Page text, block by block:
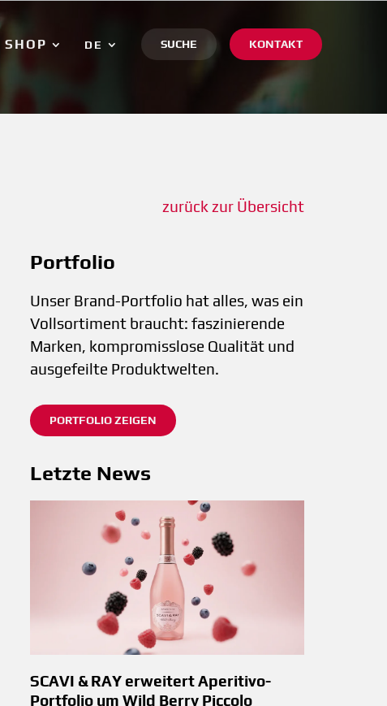
SHOP SUCHE KONTAKT
DE
zurück zur Übersicht
Portfolio
Unser Brand-Portfolio hat alles, was ein
Vollsortiment braucht: faszinierende
Marken, kompromisslose Qualität und
ausgefeilte Produktwelten.
PORTFOLIO ZEIGEN
Letzte News
SCAVI & RAY erweitert Aperitivo-
Portfolio um Wild Berry Piccolo